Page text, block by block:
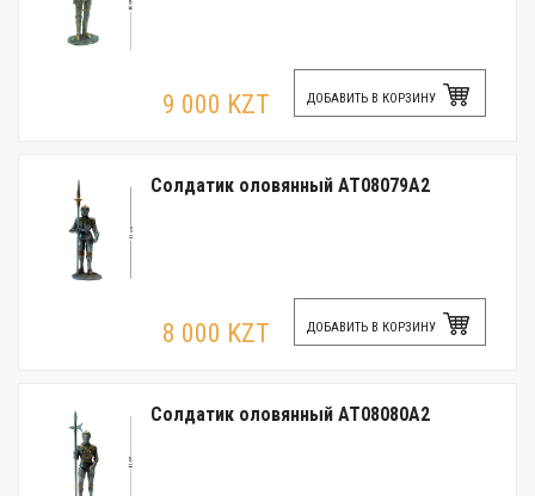
9 000 KZT ДОБАВИТЬ В КОРЗИНУ
Солдатик оловянный AT08079A2
8 000 KZT ДОБАВИТЬ В КОРЗИНУ
Солдатик оловянный AT08080A2